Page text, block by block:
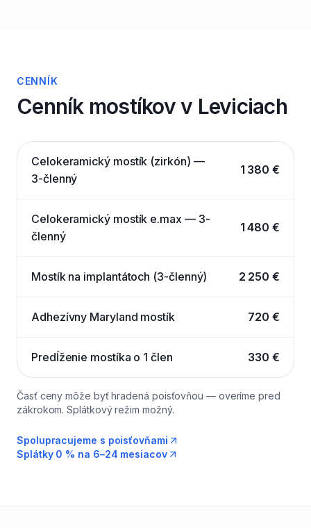
CENNÍK
Cenník mostíkov v Leviciach
Celokeramický mostík (zirkón) —
3-členný
1 380 €
Celokeramický mostík e.max — 3-
členný
1 480 €
Mostík na implantátoch (3-členný) 2 250 €
Adhezívny Maryland mostík 720 €
Predĺženie mostíka o 1 člen 330 €
Časť ceny môže byť hradená poisťovňou — overíme pred
zákrokom. Splátkový režim možný.
Spolupracujeme s poisťovňami
Splátky 0 % na 6–24 mesiacov